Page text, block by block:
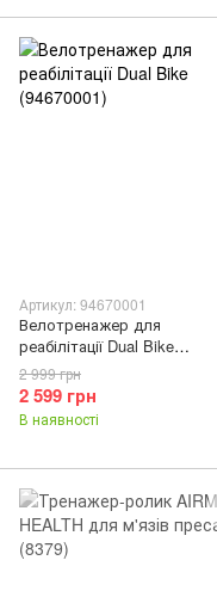
Артикул: 94670001
Велотренажер для
реабілітації Dual Bike
(94670001)
2 599 грн
2 999 грн
В наявності